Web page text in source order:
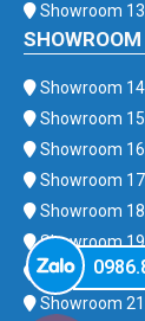
Showroom
Showroom
Showroom
Showroom
Showroom
Showroom
Showroom
Showroom
Showroom